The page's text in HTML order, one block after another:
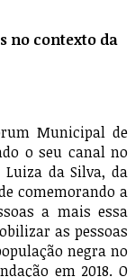
no contexto da
Municipal de
o seu canal no
Luiza da Silva, da
comemorando a
a mais essa
as pessoas
negra no
em 2018. O